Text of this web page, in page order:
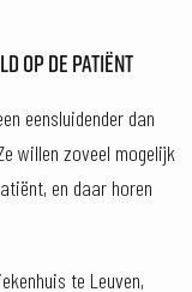
OP DE PATIËNT
eensluidender dan
willen zoveel mogelijk
en daar horen
te Leuven,